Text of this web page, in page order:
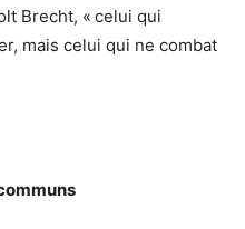
Brecht, « celui qui
mais celui qui ne combat